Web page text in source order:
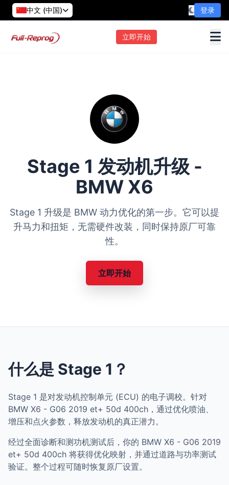
中文 (中国) 登录
立即开始
Stage 1 发动机升级 -
BMW X6
Stage 1 升级是 BMW 动力优化的第一步。它可以提
升马力和扭矩，无需硬件改装，同时保持原厂可靠
性。
立即开始
什么是 Stage 1？
Stage 1 是对发动机控制单元 (ECU) 的电子调校。针对
BMW X6 - G06 2019 et+ 50d 400ch，通过优化喷油、
增压和点火参数，释放发动机的真正潜力。
经过全面诊断和测功机测试后，你的 BMW X6 - G06 2019
et+ 50d 400ch 将获得优化映射，并通过道路与功率测试
验证。整个过程可随时恢复原厂设置。